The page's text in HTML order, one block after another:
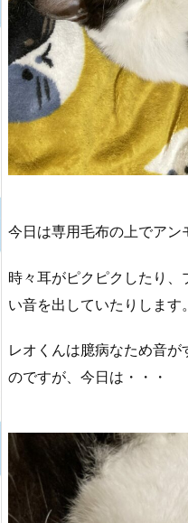
今日は専用毛布の上でアン
時々耳がピクピクしたり
い音を出していたりします。
レオくんは臆病なため音
のですが、今日は・・・